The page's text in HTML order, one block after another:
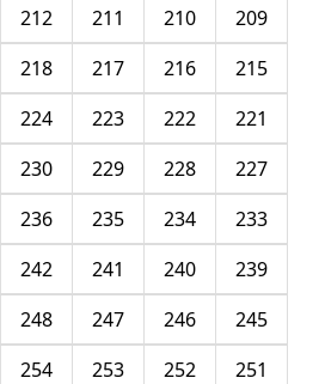
209
210
211
212
215
216
217
218
221
222
223
224
227
228
229
230
233
234
235
236
239
240
241
242
245
246
247
248
251
252
253
254